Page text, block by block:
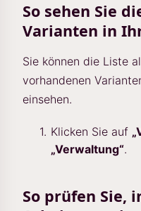
So sehen Sie
Varianten in
Sie können die Liste
vorhandenen
einsehen.
Klicken Sie auf
„Verwaltung“.
So prüfen Sie,